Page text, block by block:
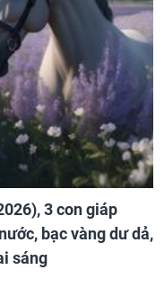
3 con giáp
bạc vàng dư dả,
sáng